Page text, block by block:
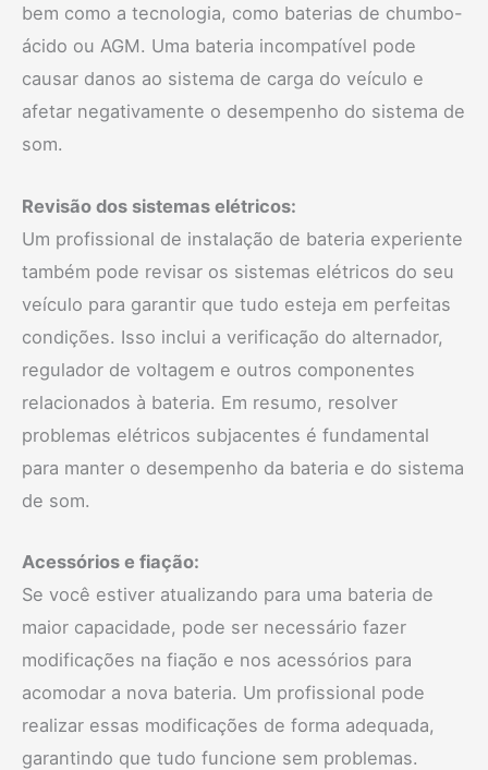
bem como a tecnologia, como baterias de chumbo-
ácido ou AGM. Uma bateria incompatível pode
causar danos ao sistema de carga do veículo e
afetar negativamente o desempenho do sistema de
som.
Revisão dos sistemas elétricos:
Um profissional de instalação de bateria experiente
também pode revisar os sistemas elétricos do seu
veículo para garantir que tudo esteja em perfeitas
condições. Isso inclui a verificação do alternador,
regulador de voltagem e outros componentes
relacionados à bateria. Em resumo, resolver
problemas elétricos subjacentes é fundamental
para manter o desempenho da bateria e do sistema
de som.
Acessórios e fiação:
Se você estiver atualizando para uma bateria de
maior capacidade, pode ser necessário fazer
modificações na fiação e nos acessórios para
acomodar a nova bateria. Um profissional pode
realizar essas modificações de forma adequada,
garantindo que tudo funcione sem problemas.